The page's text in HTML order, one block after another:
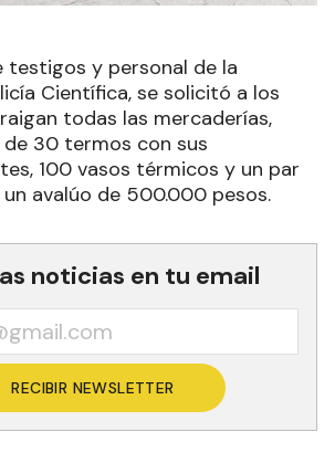
testigos y personal de la
Científica, se solicitó a los
todas las mercaderías,
30 termos con sus
100 vasos térmicos y un par
avalúo de 500.000 pesos.
noticias en tu email
RECIBIR NEWSLETTER